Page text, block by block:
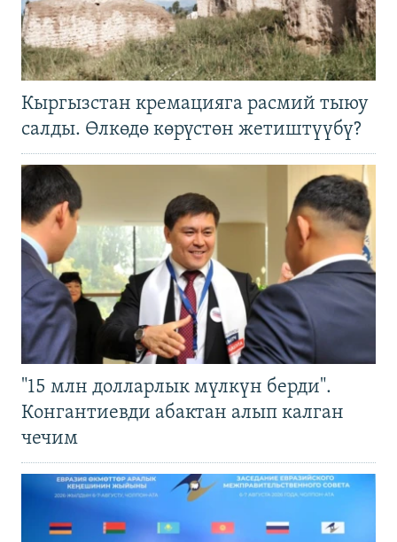
Кыргызстан кремацияга расмий тыюу
салды. Өлкөдө көрүстөн жетиштүүбү?
"15 млн долларлык мүлкүн берди".
Конгантиевди абактан алып калган
чечим